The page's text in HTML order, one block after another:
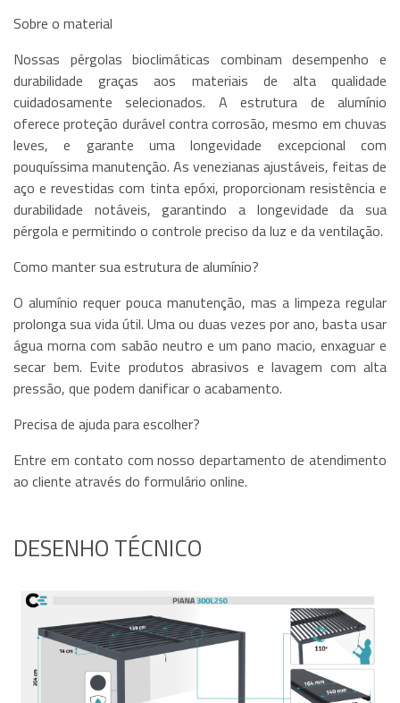
Sobre o material
Nossas pérgolas bioclimáticas combinam desempenho e
durabilidade graças aos materiais de alta qualidade
cuidadosamente selecionados. A estrutura de alumínio
oferece proteção durável contra corrosão, mesmo em chuvas
leves, e garante uma longevidade excepcional com
pouquíssima manutenção. As venezianas ajustáveis, feitas de
aço e revestidas com tinta epóxi, proporcionam resistência e
durabilidade notáveis, garantindo a longevidade da sua
pérgola e permitindo o controle preciso da luz e da ventilação.
Como manter sua estrutura de alumínio?
O alumínio requer pouca manutenção, mas a limpeza regular
prolonga sua vida útil. Uma ou duas vezes por ano, basta usar
água morna com sabão neutro e um pano macio, enxaguar e
secar bem. Evite produtos abrasivos e lavagem com alta
pressão, que podem danificar o acabamento.
Precisa de ajuda para escolher?
Entre em contato com nosso departamento de atendimento
ao cliente através do formulário online.
DESENHO TÉCNICO